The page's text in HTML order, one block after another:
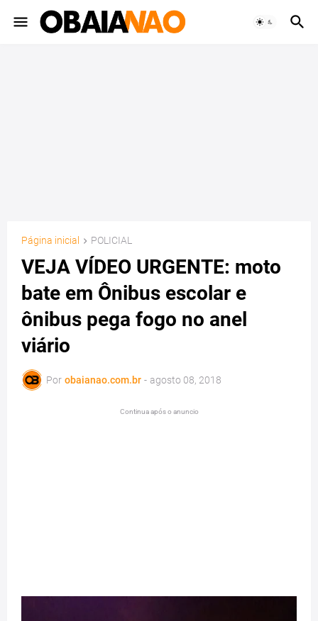
Página inicial POLICIAL
VEJA VÍDEO URGENTE: moto
bate em Ônibus escolar e
ônibus pega fogo no anel
viário
Por obaianao.com.br - agosto 08, 2018
Continua após o anuncio